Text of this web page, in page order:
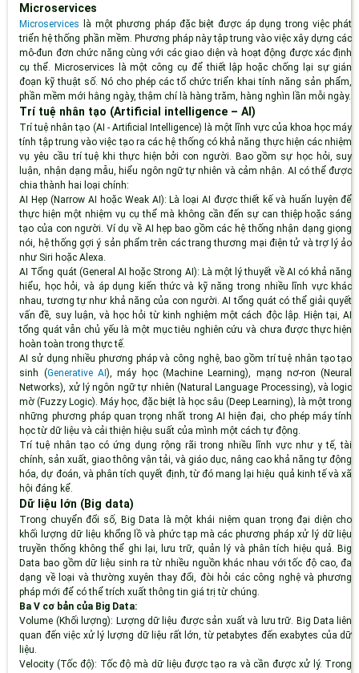
Microservices
Microservices là một phương pháp đặc biệt được áp dụng trong việc phát
triển hệ thống phần mềm. Phương pháp này tập trung vào việc xây dựng các
mô-đun đơn chức năng cùng với các giao diện và hoạt động được xác định
cụ thể. Microservices là một công cụ để thiết lập hoặc chống lại sự gián
đoạn kỹ thuật số. Nó cho phép các tổ chức triển khai tính năng sản phẩm,
phần mềm mới hằng ngày, thậm chí là hàng trăm, hàng nghìn lần mỗi ngày.
Trí tuệ nhân tạo (Artificial intelligence – AI)
Trí tuệ nhân tạo (AI - Artificial Intelligence) là một lĩnh vực của khoa học máy
tính tập trung vào việc tạo ra các hệ thống có khả năng thực hiện các nhiệm
vụ yêu cầu trí tuệ khi thực hiện bởi con người. Bao gồm sự học hỏi, suy
luận, nhận dạng mẫu, hiểu ngôn ngữ tự nhiên và cảm nhận. AI có thể được
chia thành hai loại chính:
AI Hẹp (Narrow AI hoặc Weak AI): Là loại AI được thiết kế và huấn luyện để
thực hiện một nhiệm vụ cụ thể mà không cần đến sự can thiệp hoặc sáng
tạo của con người. Ví dụ về AI hẹp bao gồm các hệ thống nhận dạng giọng
nói, hệ thống gợi ý sản phẩm trên các trang thương mại điện tử và trợ lý ảo
như Siri hoặc Alexa.
AI Tổng quát (General AI hoặc Strong AI): Là một lý thuyết về AI có khả năng
hiểu, học hỏi, và áp dụng kiến thức và kỹ năng trong nhiều lĩnh vực khác
nhau, tương tự như khả năng của con người. AI tổng quát có thể giải quyết
vấn đề, suy luận, và học hỏi từ kinh nghiệm một cách độc lập. Hiện tại, AI
tổng quát vẫn chủ yếu là một mục tiêu nghiên cứu và chưa được thực hiện
hoàn toàn trong thực tế.
AI sử dụng nhiều phương pháp và công nghệ, bao gồm trí tuệ nhân tạo tạo
sinh (Generative AI ), máy học (Machine Learning), mạng nơ-ron (Neural
Networks), xử lý ngôn ngữ tự nhiên (Natural Language Processing), và logic
mờ (Fuzzy Logic). Máy học, đặc biệt là học sâu (Deep Learning), là một trong
những phương pháp quan trọng nhất trong AI hiện đại, cho phép máy tính
học từ dữ liệu và cải thiện hiệu suất của mình một cách tự động.
Trí tuệ nhân tạo có ứng dụng rộng rãi trong nhiều lĩnh vực như y tế, tài
chính, sản xuất, giao thông vận tải, và giáo dục, nâng cao khả năng tự động
hóa, dự đoán, và phân tích quyết định, từ đó mang lại hiệu quả kinh tế và xã
hội đáng kể.
Dữ liệu lớn (Big data)
Trong chuyển đổi số, Big Data là một khái niệm quan trọng đại diện cho
khối lượng dữ liệu khổng lồ và phức tạp mà các phương pháp xử lý dữ liệu
truyền thống không thể ghi lại, lưu trữ, quản lý và phân tích hiệu quả. Big
Data bao gồm dữ liệu sinh ra từ nhiều nguồn khác nhau với tốc độ cao, đa
dạng về loại và thường xuyên thay đổi, đòi hỏi các công nghệ và phương
pháp mới để có thể trích xuất thông tin giá trị từ chúng.
Ba V cơ bản của Big Data:
Volume (Khối lượng): Lượng dữ liệu được sản xuất và lưu trữ. Big Data liên
quan đến việc xử lý lượng dữ liệu rất lớn, từ petabytes đến exabytes của dữ
liệu.
Velocity (Tốc độ): Tốc độ mà dữ liệu được tạo ra và cần được xử lý. Trong